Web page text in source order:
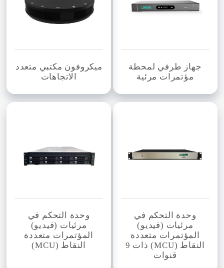
جهاز طرفي لمحطة
مؤتمرات مرئية
ميكروفون مكتبي متعدد
الاتجاهات
وحدة التحكم في
مرئيات (فيديو)
المؤتمرات متعددة
النقاط (MCU) ذات 9
قنوات
وحدة التحكم في
مرئيات (فيديو)
المؤتمرات متعددة
النقاط (MCU)